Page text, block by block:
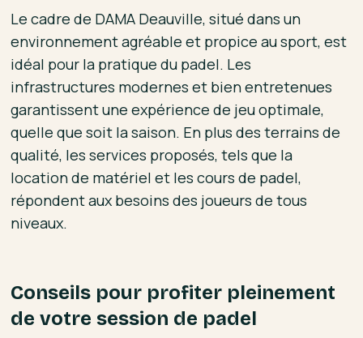
Le cadre de DAMA Deauville, situé dans un
environnement agréable et propice au sport, est
idéal pour la pratique du padel. Les
infrastructures modernes et bien entretenues
garantissent une expérience de jeu optimale,
quelle que soit la saison. En plus des terrains de
qualité, les services proposés, tels que la
location de matériel et les cours de padel,
répondent aux besoins des joueurs de tous
niveaux.
Conseils pour profiter pleinement
de votre session de padel